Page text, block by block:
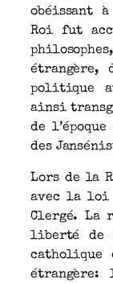
obéissant
Roi fut
étrangère,
politique
ainsi
de
des
Lors de la
avec la loi
Clergé.
liberté de
catholique